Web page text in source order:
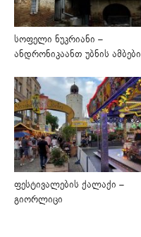
სოფელი ნუკრიანი –
ანდრონიკაანთ უბნის ამბები
ფესტივალების ქალაქი –
გიორლიცი